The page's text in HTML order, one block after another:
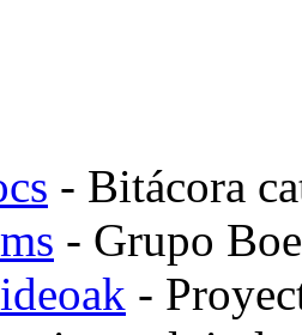
- Bitácora
- Grupo
-